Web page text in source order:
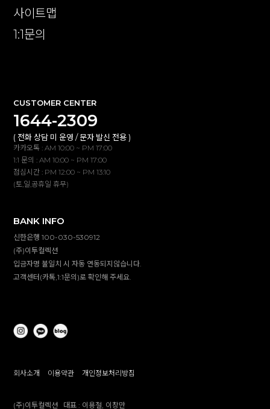
사이트맵
1:1문의
CUSTOMER CENTER
1644-2309
( 전화 상담 미 운영 / 문자 발신 전용 )
카카오톡 : AM 10:00 ~ PM 17:00
1:1 문의 : AM 10:00 ~ PM 17:00
점심시간 : PM 12:00 ~ PM 13:10
(토,일,공휴일 휴무)
BANK INFO
신한은행 100-030-530912
(주)이투컬렉션
입금자명 불일치 시 자동 연동되지않습니다.
고객센터(카톡,1:1문의)로 확인해 주세요.
회사소개 이용약관 개인정보처리방침
(주)이투컬렉션 대표 : 이용철, 이창만